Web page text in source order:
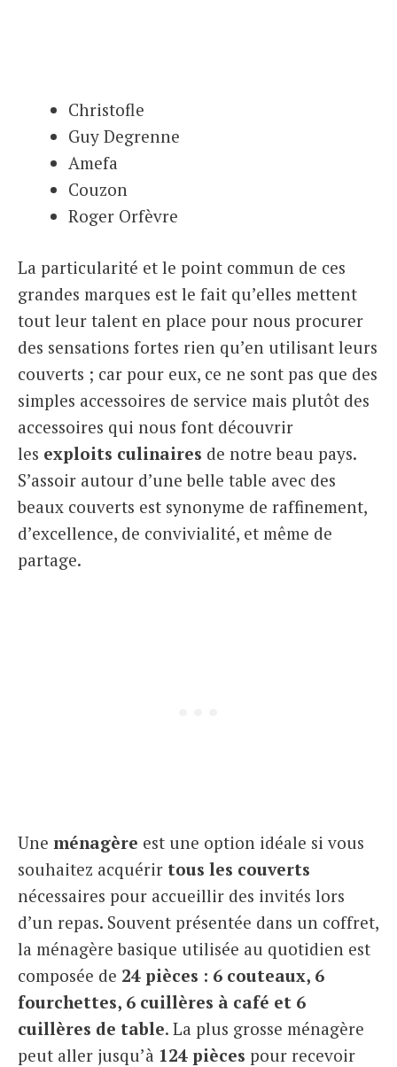
Christofle
Guy Degrenne
Amefa
Couzon
Roger Orfèvre
La particularité et le point commun de ces
grandes marques est le fait qu’elles mettent
tout leur talent en place pour nous procurer
des sensations fortes rien qu’en utilisant leurs
couverts ; car pour eux, ce ne sont pas que des
simples accessoires de service mais plutôt des
accessoires qui nous font découvrir
les exploits culinaires de notre beau pays.
S’assoir autour d’une belle table avec des
beaux couverts est synonyme de raffinement,
d’excellence, de convivialité, et même de
partage.
Une ménagère est une option idéale si vous
souhaitez acquérir tous les couverts
nécessaires pour accueillir des invités lors
d’un repas. Souvent présentée dans un coffret,
la ménagère basique utilisée au quotidien est
composée de 24 pièces : 6 couteaux, 6
fourchettes, 6 cuillères à café et 6
cuillères de table. La plus grosse ménagère
peut aller jusqu’à 124 pièces pour recevoir